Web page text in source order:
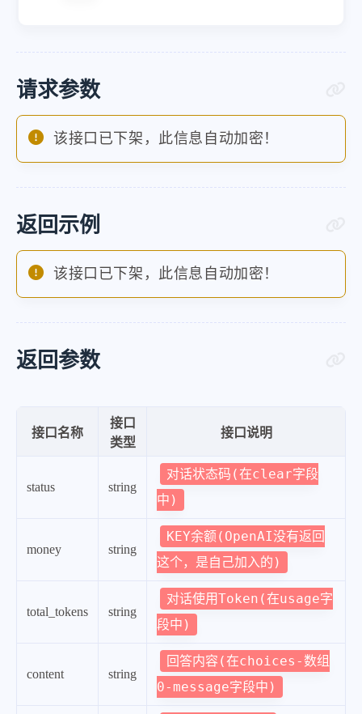
请求参数
该接口已下架，此信息自动加密！
返回示例
该接口已下架，此信息自动加密！
返回参数
接口名称
接口
类型
接口说明
status string
对话状态码(在clear字段
中)
money string
KEY余额(OpenAI没有返回
这个，是自己加入的)
total_tokens string
对话使用Token(在usage字
段中)
content string
回答内容(在choices-数组
0-message字段中)